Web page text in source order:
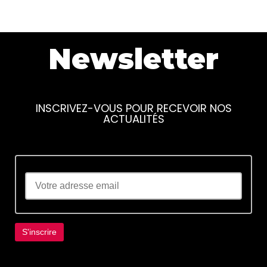
Newsletter
INSCRIVEZ-VOUS POUR RECEVOIR NOS
ACTUALITÉS